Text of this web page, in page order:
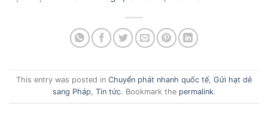
This entry was posted in Chuyển phát nhanh quốc tế, Gửi hạt dẻ
sang Pháp, Tin tức. Bookmark the permalink.